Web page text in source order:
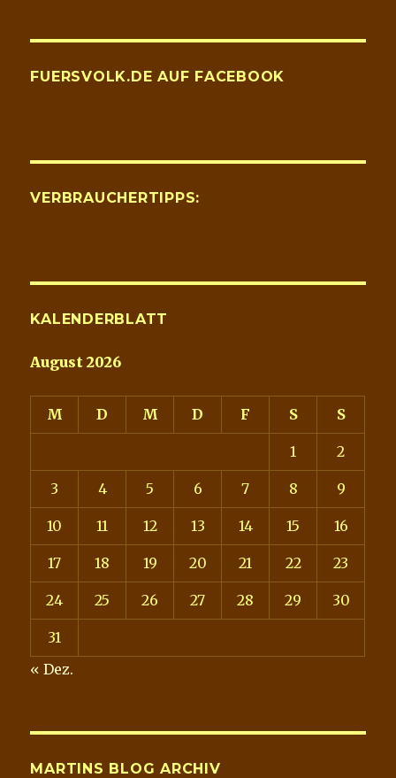
FUERSVOLK.DE AUF FACEBOOK
VERBRAUCHERTIPPS:
KALENDERBLATT
August 2026
M D M D F S S
1 2
3 4 5 6 7 8 9
10 11 12 13 14 15 16
17 18 19 20 21 22 23
24 25 26 27 28 29 30
31
« Dez.
MARTINS BLOG ARCHIV